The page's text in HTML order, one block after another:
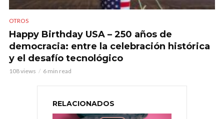
OTROS
Happy Birthday USA – 250 años de
democracia: entre la celebración histórica
y el desafío tecnológico
108 views 6 min read
RELACIONADOS